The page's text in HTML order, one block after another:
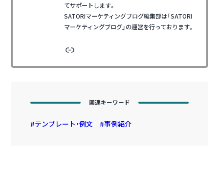
てサポートします。
SATORIマーケティングブログ編集部は「SATORI
マーケティングブログ」の運営を行っております。
リンク
関連キーワード
テンプレート・例文 事例紹介